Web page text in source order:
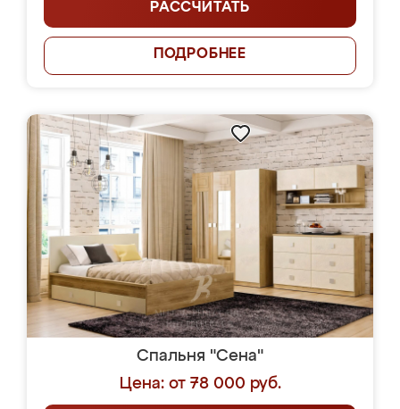
РАССЧИТАТЬ
ПОДРОБНЕЕ
Спальня "Сена"
Цена: от 78 000 руб.